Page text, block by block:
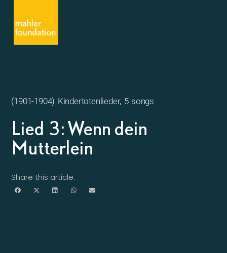
(1901-1904) Kindertotenlieder, 5 songs
Lied 3: Wenn dein
Mutterlein
Share this article: